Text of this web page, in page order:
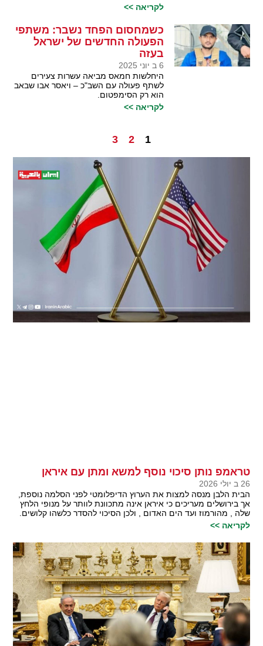
לקריאה >>
כשמחסום הפחד נשבר: משתפי
הפעולה החדשים של ישראל
בעזה
6 ב יוני 2025
היחלשות חמאס מביאה עשרות צעירים
לשתף פעולה עם השב"כ – ויאסר אבו שבאב
הוא רק הסימפטום.
לקריאה >>
1
2
3
טראמפ נותן סיכוי נוסף למשא ומתן עם איראן
26 ב יולי 2026
הבית הלבן מנסה למצות את הערוץ הדיפלומטי לפני הסלמה נוספת,
אך בירושלים מעריכים כי איראן אינה מתכוונת לוותר על מנופי הלחץ
שלה , מהורמוז ועד הים האדום , ולכן הסיכוי להסדר כלשהו קלושים.
לקריאה >>